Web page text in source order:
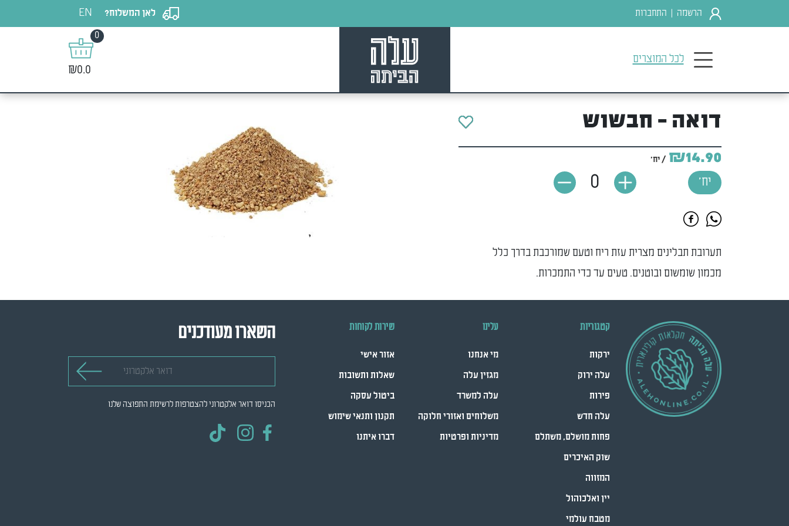
הרשמה התחברות לאן המשלוח? EN
לכל המוצרים
0
₪0.0
דואה - חבשוש
₪14.90 / יח'
יח' 0
תערובת תבלינים מצרית עזת ריח וטעם שמורכבת בדרך כלל
מכמון שומשום ובוטנים. טעים עד כדי התמכרות.
קטגוריות
ירקות
עלה ירוק
פירות
עלה חדש
פחות מושלם, משתלם
שוק האיכרים
המזווה
יין ואלכוהול
מטבח עולמי
עלינו
מי אנחנו
מגזין עלה
עלה למשרד
משלוחים ואזורי חלוקה
מדיניות ופרטיות
שירות לקוחות
אזור אישי
שאלות ותשובות
ביטול עסקה
תקנון ותנאי שימוש
דברו איתנו
השארו מעודכנים
הכניסו דואר אלקטרוני להצטרפות לרשימת התפוצה שלנו